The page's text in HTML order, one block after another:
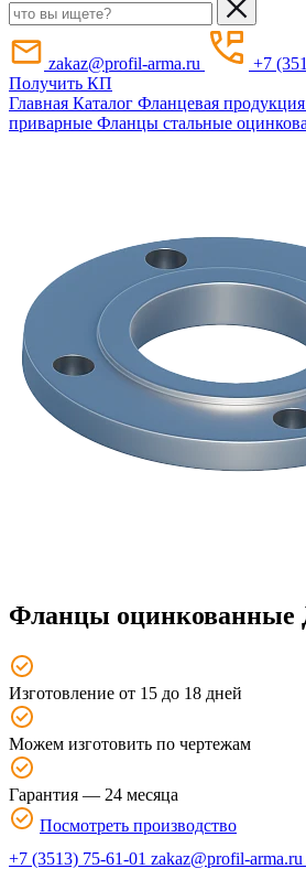
zakaz@profil-arma.ru
+7
Получить КП
Главная Каталог Фланцевая продукция
приварные Фланцы стальные
Фланцы оцинкованные
Изготовление от 15 до 18 дней
Можем изготовить по чертежам
Гарантия — 24 месяца
Посмотреть производство
+7 (3513) 75-61-01 zakaz@profil-arma.ru